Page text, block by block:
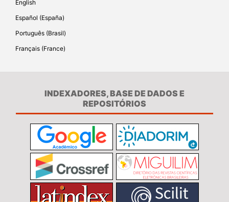
English
Español (España)
Português (Brasil)
Français (France)
INDEXADORES, BASE DE DADOS E
REPOSITÓRIOS